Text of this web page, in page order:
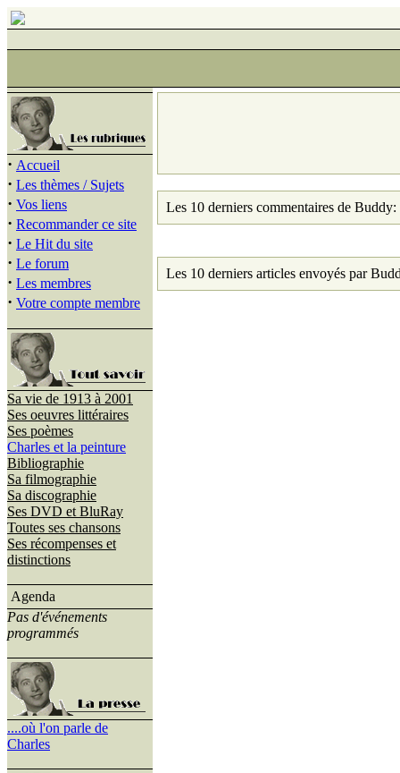
· Accueil
· Les thèmes / Sujets
· Vos liens
· Recommander ce site
· Le Hit du site
· Le forum
· Les membres
· Votre compte membre
Sa vie de 1913 à 2001
Ses oeuvres littéraires
Ses poèmes
Charles et la peinture
Bibliographie
Sa filmographie
Sa discographie
Ses DVD et BluRay
Toutes ses chansons
Ses récompenses et
distinctions
Agenda
Pas d'événements
programmés
....où l'on parle de
Charles
Les 10 derniers commentaires de Buddy:
Les 10 derniers articles envoyés par